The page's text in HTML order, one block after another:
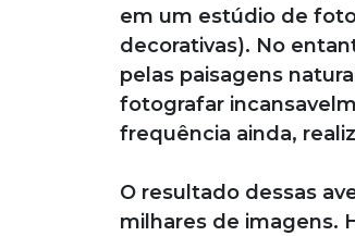
em um estúdio de
decorativas). No
pelas paisagens
fotografar
frequência ainda,
O resultado dessas
milhares de imagens.